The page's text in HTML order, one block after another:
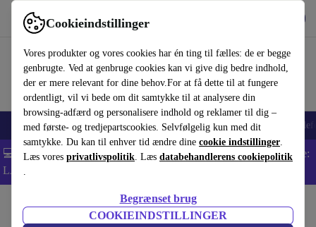
Cookieindstillinger
Vores produkter og vores cookies har én ting til fælles: de er begge
genbrugte. Ved at genbruge cookies kan vi give dig bedre indhold,
der er mere relevant for dine behov.For at få dette til at fungere
ordentligt, vil vi bede om dit samtykke til at analysere din
browsing-adfærd og personalisere indhold og reklamer til dig –
med første- og tredjepartscookies. Selvfølgelig kun med dit
samtykke. Du kan til enhver tid ændre dine cookie indstillinger.
Læs vores privatlivspolitik. Læs databehandlerens cookiepolitik
.
Begrænset brug
COOKIEINDSTILLINGER
Brug refurbed hurtigt og nemt
Smartphones Bærbare Tablets Smartwatches Tilbehør
💻 Ekstra 5% rabat på alle MacBooks og bærbare computere - Kode:
LAPTOP5 -
Husholdning Møbler